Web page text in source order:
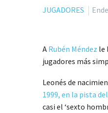
JUGADORES
A Rubén Méndez le
jugadores más
Leonés de
1999, en la pista
casi el ‘sexto